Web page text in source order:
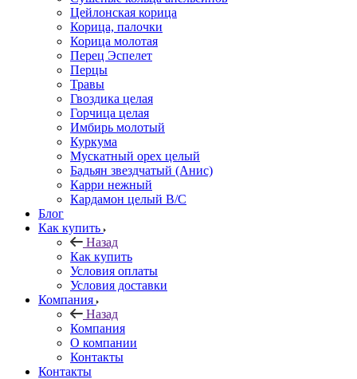
Цейлонская корица
Корица, палочки
Корица молотая
Перец Эспелет
Перцы
Травы
Гвоздика целая
Горчица целая
Имбирь молотый
Куркума
Мускатный орех целый
Бадьян звездчатый (Анис)
Карри нежный
Кардамон целый В/С
Блог
Как купить
Назад
Как купить
Условия оплаты
Условия доставки
Компания
Назад
Компания
О компании
Контакты
Контакты